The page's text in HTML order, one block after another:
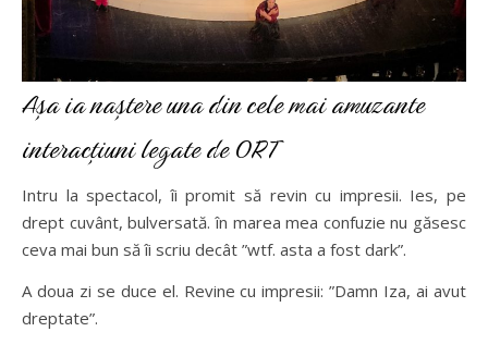
Așa ia naștere una din cele mai amuzante
interacțiuni legate de ORT
Intru la spectacol, îi promit să revin cu impresii. Ies, pe
drept cuvânt, bulversată. în marea mea confuzie nu găsesc
ceva mai bun să îi scriu decât ”wtf. asta a fost dark”.
A doua zi se duce el. Revine cu impresii: ”Damn Iza, ai avut
dreptate”.